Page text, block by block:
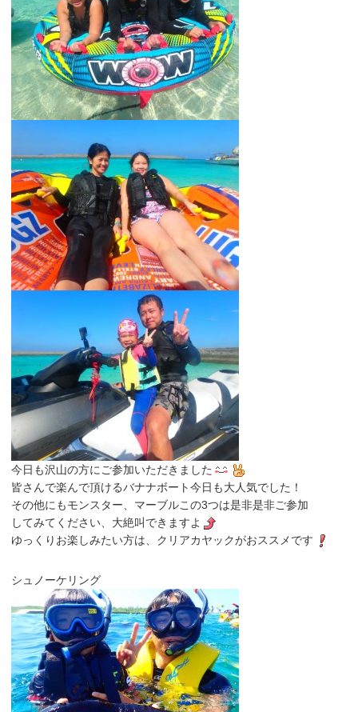
今日も沢山の方にご参加いただきました
皆さんで楽んで頂けるバナナボート今日も大人気でした！
その他にもモンスター、マーブルこの3つは是非是非ご参加
してみてください、大絶叫できますよ
ゆっくりお楽しみたい方は、クリアカヤックがおススメです
シュノーケリング